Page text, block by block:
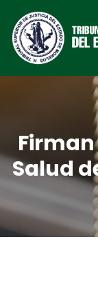
Firman
Salud